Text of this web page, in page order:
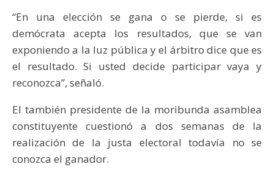
“En una elección se gana o se pierde, si es
demócrata acepta los resultados, que se van
exponiendo a la luz pública y el árbitro dice que es
el resultado. Si usted decide participar vaya y
reconozca”, señaló.
El también presidente de la moribunda asamblea
constituyente cuestionó a dos semanas de la
realización de la justa electoral todavía no se
conozca el ganador.